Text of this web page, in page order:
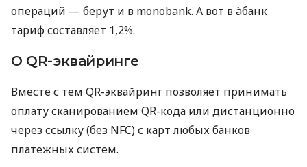
операций — берут и в monobank. А вот в àбанк
тариф составляет 1,2%.
О QR-эквайринге
Вместе с тем QR-эквайринг позволяет принимать
оплату сканированием QR-кода или дистанционно
через ссылку (без NFC) с карт любых банков
платежных систем.